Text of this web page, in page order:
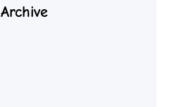
Archive